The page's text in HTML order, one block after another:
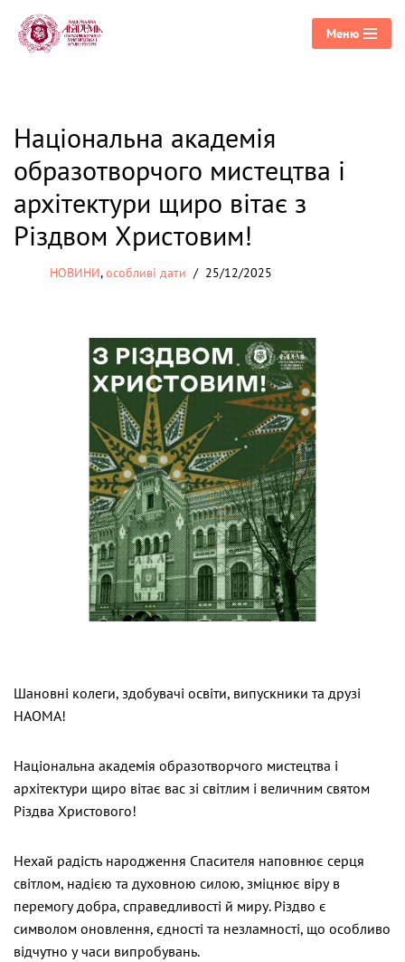
Перейти
Меню
Національна академія
образотворчого мистецтва і
архітектури щиро вітає з
Різдвом Христовим!
НОВИНИ,особливі дати 25/12/2025
Шановні колеги, здобувачі освіти, випускники та друзі
НАОМА!
Національна академія образотворчого мистецтва і
архітектури щиро вітає вас зі світлим і величним святом
Різдва Христового!
Нехай радість народження Спасителя наповнює серця
світлом, надією та духовною силою, зміцнює віру в
перемогу добра, справедливості й миру. Різдво є
символом оновлення, єдності та незламності, що особливо
відчутно у часи випробувань.